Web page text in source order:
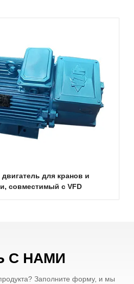
для кранов и
совместимый с VFD
С НАМИ
Заполните форму, и мы